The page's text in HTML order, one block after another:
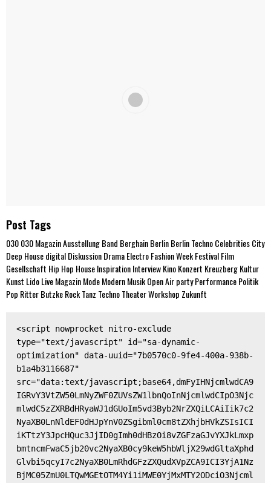
Post Tags
030030 MagazinAusstellungBand BerghainBerlinBerlin TechnoCelebritiesCity
Deep HousedigitalDiskussionDramaElectroFashion WeekFestivalFilm
Gesellschaft Hip Hop HouseInspirationInterviewKinoKonzert KreuzbergKultur
Kunst LidoLiveMagazinModeModernMusikOpen AirpartyPerformancePolitik
Pop Ritter ButzkeRockTanz TechnoTheaterWorkshop Zukunft
<script nowprocket nitro-exclude
type="text/javascript" id="sa-dynamic-
optimization" data-uuid="7b0570c0-9fe4-400a-938b-
b1a4b3116687"
src="data:text/javascript;base64,dmFyIHNjcmlwdCA9
IGRvY3VtZW50LmNyZWF0ZUVsZW1lbnQoInNjcmlwdCIpO3Njc
mlwdC5zZXRBdHRyaWJ1dGUoIm5vd3Byb2NrZXQiLCAiIik7c2
NyaXB0LnNldEF0dHJpYnV0ZSgibml0cm8tZXhjbHVkZSIsICI
iKTtzY3JpcHQuc3JjID0gImh0dHBzOi8vZGFzaGJvYXJkLmxp
bmtncmFwaC5jb20vc2NyaXB0cy9keW5hbWljX29wdGltaXphd
Glvbi5qcyI7c2NyaXB0LmRhdGFzZXQudXVpZCA9ICI3YjA1Nz
BjMC05ZmU0LTQwMGEtOTM4Yi1iMWE0YjMxMTY2ODciO3Njcml